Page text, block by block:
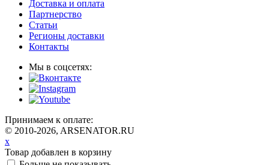
Доставка и оплата
Партнерство
Статьи
Регионы доставки
Контакты
Мы в соцсетях:
Принимаем к оплате:
© 2010-2026, ARSENATOR.RU
x
Товар добавлен в корзину